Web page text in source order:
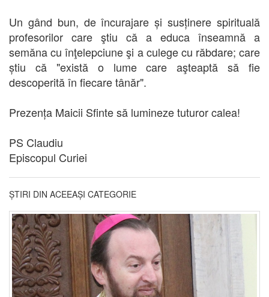
Un gând bun, de încurajare și susținere spirituală
profesorilor care ştiu că a educa înseamnă a
semăna cu înţelepciune şi a culege cu răbdare; care
știu că "există o lume care aşteaptă să fie
descoperită în fiecare tânăr".
Prezența Maicii Sfinte să lumineze tuturor calea!
PS Claudiu
Episcopul Curiei
ȘTIRI DIN ACEEAȘI CATEGORIE